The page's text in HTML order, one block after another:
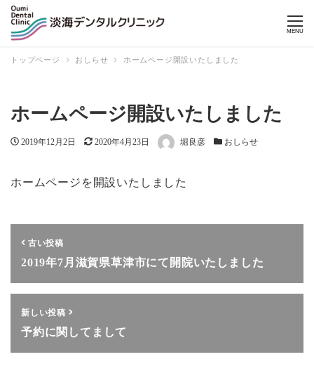
MENU
トップページ おしらせ ホームページ開設いたしました
ホームページ開設いたしました
投
2019年12月2日
更
日
2020年4月23日
著
堀良彦
カ おしらせ
ホームページを開設いたしました
古い投稿
2019年7月滋賀県草津市にて開院いたしました
新しい投稿
予約に関してまして